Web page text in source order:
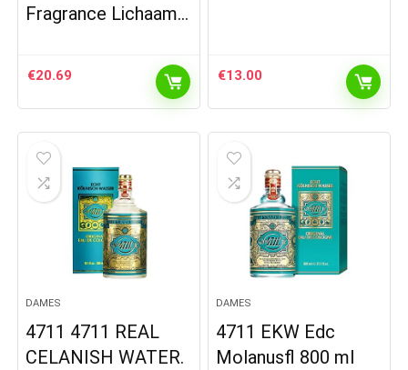
Fragrance Lichaam…
€20.69 €13.00
DAMES
4711 4711 REAL
CELANISH WATER.
DAMES
4711 EKW Edc
Molanusfl 800 ml